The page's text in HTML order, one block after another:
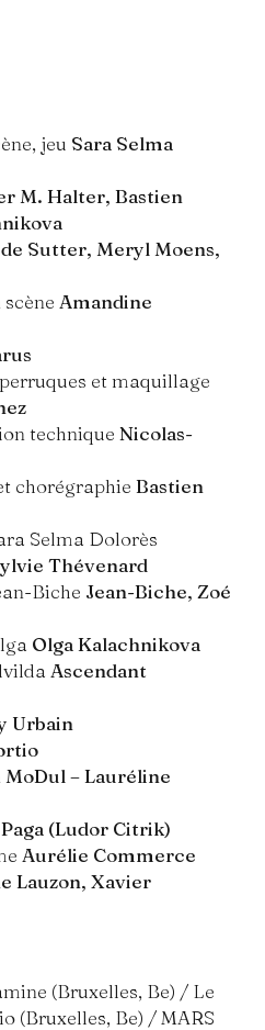
jeu Sara Selma
M. Halter, Bastien
Sutter, Meryl Moens,
Amandine
et maquillage
techniqueNicolas-
chorégraphieBastien
Selma Dolorès
Thévenard
Biche Jean-Biche, Zoé
Olga Kalachnikova
Ascendant
Urbain
MoDul – Lauréline
(Ludor Citrik)
Aurélie Commerce
Lauzon, Xavier
(Bruxelles, Be) / Le
(Bruxelles, Be) / MARS